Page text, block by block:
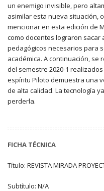
un enemigo invisible, pero
asimilar esta nueva situación,
mencionar en esta edición de
como docentes lograron
pedagógicos necesarios para
académica. A continuación,
del semestre 2020-1
espíritu Piloto demuestra una
de alta calidad. La tecnología
perderla.
FICHA TÉCNICA
Título: REVISTA MIRADA
Subtítulo: N/A